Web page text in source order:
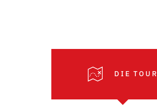
DIE TOUR